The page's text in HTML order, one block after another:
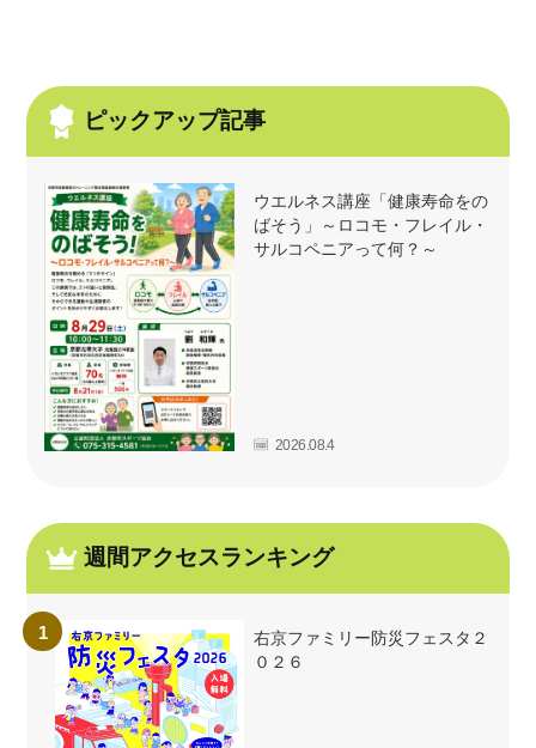
ピックアップ記事
ウエルネス講座「健康寿命をの
ばそう」～ロコモ・フレイル・
サルコペニアって何？～
2026.08.4
週間アクセスランキング
右京ファミリー防災フェスタ２
０２６